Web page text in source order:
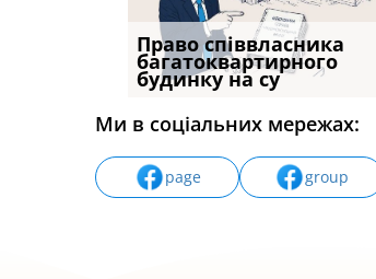
Право співвласника
багатоквартирного
будинку на су
ФУНДАМЕНТАЛЬНА
ПРОБЛЕМА «СУДОВОЇ
ПРАКТИКИ», АБО ПР
Ми в соціальних мережах:
page group